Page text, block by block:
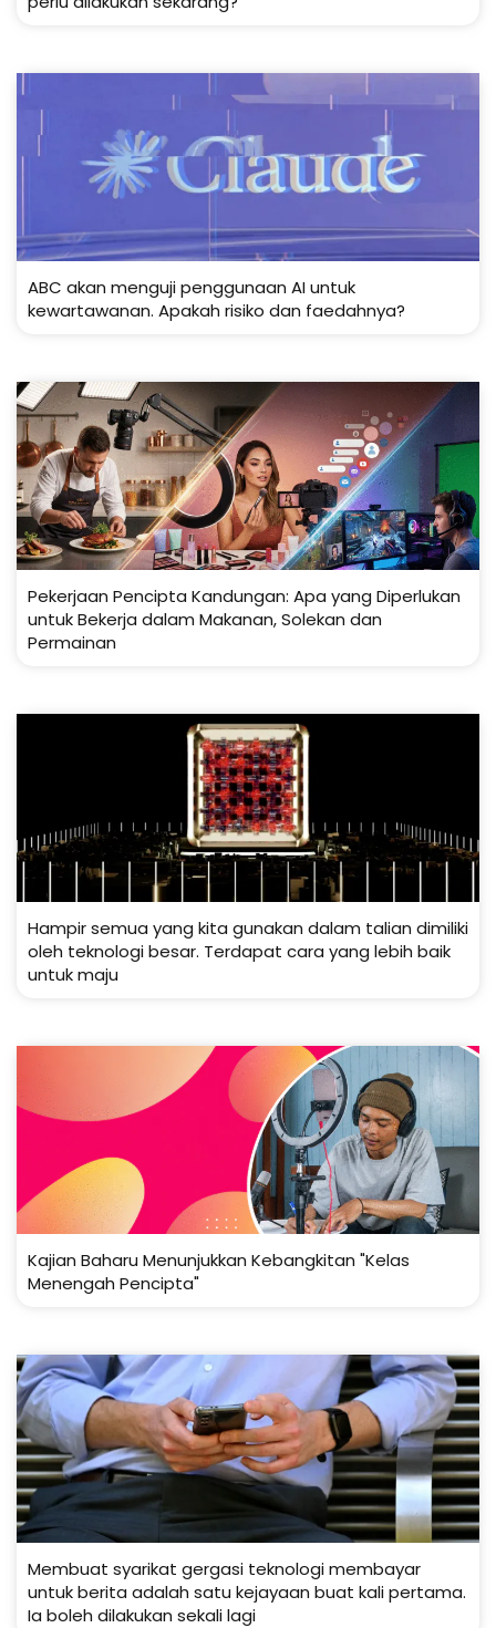
ABC akan menguji penggunaan AI untuk
kewartawanan. Apakah risiko dan faedahnya?
Pekerjaan Pencipta Kandungan: Apa yang Diperlukan
untuk Bekerja dalam Makanan, Solekan dan
Permainan
Hampir semua yang kita gunakan dalam talian dimiliki
oleh teknologi besar. Terdapat cara yang lebih baik
untuk maju
Kajian Baharu Menunjukkan Kebangkitan "Kelas
Menengah Pencipta"
Membuat syarikat gergasi teknologi membayar
untuk berita adalah satu kejayaan buat kali pertama.
Ia boleh dilakukan sekali lagi